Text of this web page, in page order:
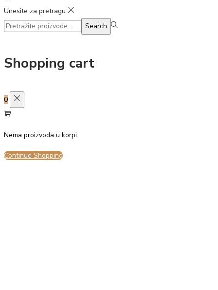
Unesite za pretragu
Search
Search
Shopping cart
0
Nema proizvoda u korpi.
Continue Shopping